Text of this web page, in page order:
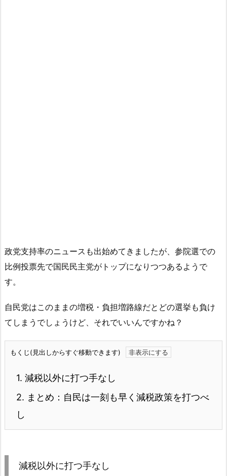
政党支持率のニュースも出始めてきましたが、参院選での
比例投票先で国民民主党がトップになりつつあるようで
す。
自民党はこのままの増税・負担増路線だとどの選挙も負け
てしまうでしょうけど、それでいいんですかね？
もくじ(見出しからすぐ移動できます)
1. 減税以外に打つ手なし
2. まとめ：自民は一刻も早く減税政策を打つべ
し
減税以外に打つ手なし